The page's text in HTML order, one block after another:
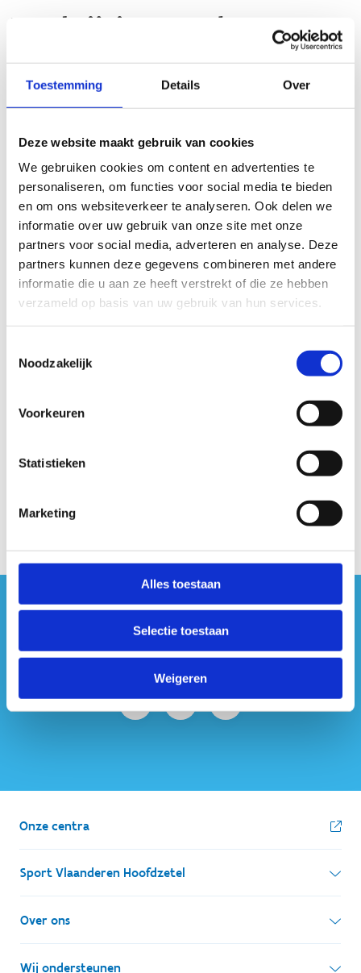
Toestemming Details Over
Deze website maakt gebruik van cookies
We gebruiken cookies om content en advertenties te
personaliseren, om functies voor social media te bieden
en om ons websiteverkeer te analyseren. Ook delen we
informatie over uw gebruik van onze site met onze
partners voor social media, adverteren en analyse. Deze
partners kunnen deze gegevens combineren met andere
informatie die u aan ze heeft verstrekt of die ze hebben
verzameld op basis van uw gebruik van hun services.
Noodzakelijk
Voorkeuren
Statistieken
Marketing
Alles toestaan
Selectie toestaan
Weigeren
Beschrijving van de route
looproutes die je kunt volgen:
mooie, rustige omgeving om te lopen. Het is een ideale
route voor een korte, ontspannen loop.
Rode lus: Deze route is iets langer, met een afstand van
2,6 km. Het biedt een iets uitdagendere loopervaring,
maar blijft toegankelijk voor de meeste lopers.
Als je beide lussen combineert, kun je een totale afstand van
5 km lopen. De startzuil voor beide routes bevindt zich aan
de sportdienst in het park.
Startplaatsen
#sportersbelevenmeer
ook op sociale media
Onze centra
Sport Vlaanderen Hoofdzetel
Simon Bolivarlaan 17
1000 Brussel
Over ons
Wie zijn we, wat doen we
Wij ondersteunen